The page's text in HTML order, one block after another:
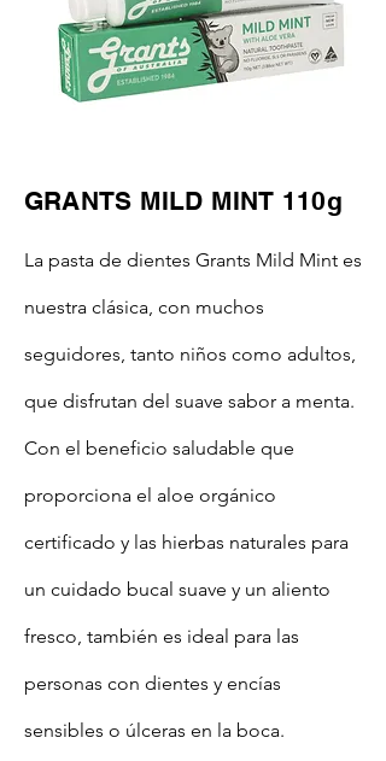
GRANTS MILD MINT 110g
La pasta de dientes Grants Mild Mint es
nuestra clásica, con muchos
seguidores, tanto niños como adultos,
que disfrutan del suave sabor a menta.
Con el beneficio saludable que
proporciona el aloe orgánico
certificado y las hierbas naturales para
un cuidado bucal suave y un aliento
fresco, también es ideal para las
personas con dientes y encías
sensibles o úlceras en la boca.